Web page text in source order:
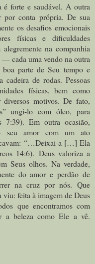
é forte e saudável. A outra
por conta própria. De sua
os desafios emocionais
físicas e dificuldades
na companhia
— cada uma vendo na outra
boa parte de Seu tempo e
cadeira de rodas. Pessoas
físicas, bem como
diversos motivos. De fato,
ungi-lo com óleo, para
7:39). Em outra ocasião,
seu amor com um ato
“…Deixai-a […] Ela
14:6). Deus valoriza a
Seus olhos. Na verdade,
do amor e perdão de
na cruz por nós. Que
viu: feita à imagem de Deus
que encontramos com
a beleza como Ele a vê.